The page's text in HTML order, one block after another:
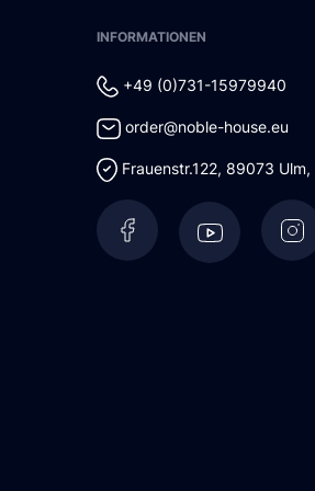
INFORMATIONEN
+49 (0)731-15979940
order@noble-house.eu
Frauenstr.122, 89073 Ulm,